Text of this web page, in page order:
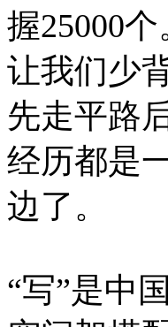
握25000
让我们少
先走平路
经历都是
边了。
“写”是中